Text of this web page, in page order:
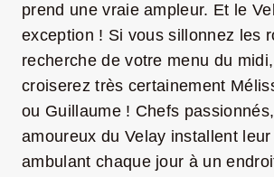
NOUS CONTACTER
Rechercher:
prend une vraie ampleur. Et le
exception ! Si vous sillonnez les
recherche de votre menu du
croiserez très certainement
ou Guillaume ! Chefs
amoureux du Velay installent
ambulant chaque jour à un